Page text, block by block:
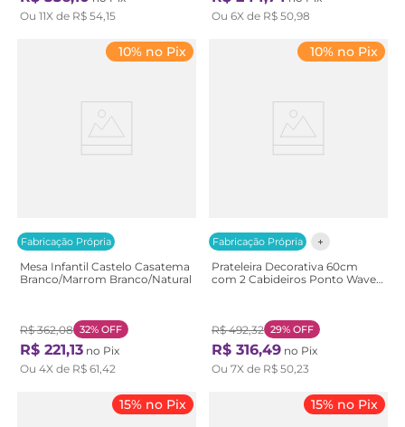
Ou 11X de R$ 54,15
Ou 6X de R$ 50,98
Fabricação Própria
10% no Pix
Mesa Infantil Castelo Casatema
Branco/Marrom Branco/Natural
R$ 362,08 32% OFF
R$ 221,13 no Pix
Ou 4X de R$ 61,42
Fabricação Própria
10% no Pix
Prateleira Decorativa 60cm
com 2 Cabideiros Ponto Wave
R$ 492,32 29% OFF
R$ 316,49 no Pix
Ou 7X de R$ 50,23
15% no Pix 15% no Pix